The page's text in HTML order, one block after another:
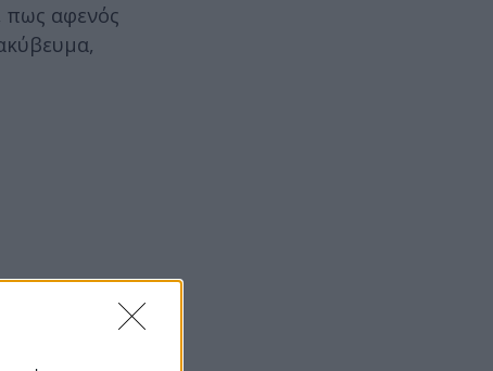
πως αφενός